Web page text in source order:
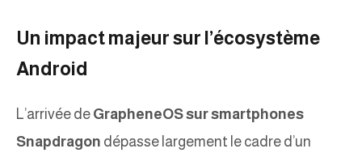
Un impact majeur sur l’écosystème
Android
L’arrivée de GrapheneOS sur smartphones
Snapdragon dépasse largement le cadre d’un